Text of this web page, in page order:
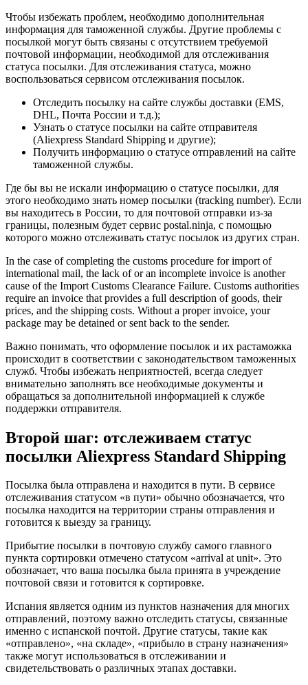
Чтобы избежать проблем, необходимо дополнительная
информация для таможенной службы. Другие проблемы с
посылкой могут быть связаны с отсутствием требуемой
почтовой информации, необходимой для отслеживания
статуса посылки. Для отслеживания статуса, можно
воспользоваться сервисом отслеживания посылок.
Отследить посылку на сайте службы доставки (EMS,
DHL, Почта России и т.д.);
Узнать о статусе посылки на сайте отправителя
(Aliexpress Standard Shipping и другие);
Получить информацию о статусе отправлений на сайте
таможенной службы.
Где бы вы не искали информацию о статусе посылки, для
этого необходимо знать номер посылки (tracking number). Если
вы находитесь в России, то для почтовой отправки из-за
границы, полезным будет сервис postal.ninja, с помощью
которого можно отслеживать статус посылок из других стран.
In the case of completing the customs procedure for import of
international mail, the lack of or an incomplete invoice is another
cause of the Import Customs Clearance Failure. Customs authorities
require an invoice that provides a full description of goods, their
prices, and the shipping costs. Without a proper invoice, your
package may be detained or sent back to the sender.
Важно понимать, что оформление посылок и их растаможка
происходит в соответствии с законодательством таможенных
служб. Чтобы избежать неприятностей, всегда следует
внимательно заполнять все необходимые документы и
обращаться за дополнительной информацией к службе
поддержки отправителя.
Второй шаг: отслеживаем статус
посылки Aliexpress Standard Shipping
Посылка была отправлена и находится в пути. В сервисе
отслеживания статусом «в пути» обычно обозначается, что
посылка находится на территории страны отправления и
готовится к выезду за границу.
Прибытие посылки в почтовую службу самого главного
пункта сортировки отмечено статусом «arrival at unit». Это
обозначает, что ваша посылка была принята в учреждение
почтовой связи и готовится к сортировке.
Испания является одним из пунктов назначения для многих
отправлений, поэтому важно отследить статусы, связанные
именно с испанской почтой. Другие статусы, такие как
«отправлено», «на складе», «прибыло в страну назначения»
также могут использоваться в отслеживании и
свидетельствовать о различных этапах доставки.